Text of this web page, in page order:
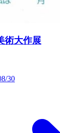
術大作展
30